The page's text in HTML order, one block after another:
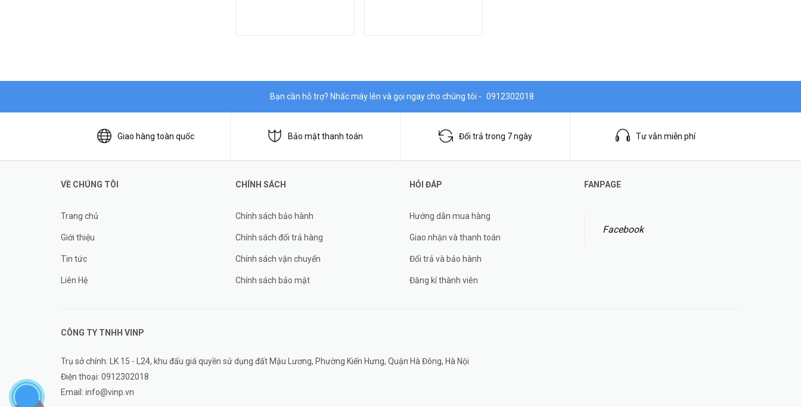
Bạn cần hỗ trợ? Nhấc máy lên và gọi ngay cho chúng tôi - 0912302018
Giao hàng toàn quốc Bảo mật thanh toán Đổi trả trong 7 ngày Tư vẫn miễn phí
VỀ CHÚNG TÔI
Trang chủ
Giới thiệu
Tin tức
Liên Hệ
CHÍNH SÁCH
Chính sách bảo hành
Chính sách đổi trả hàng
Chính sách vận chuyển
Chính sách bảo mật
HỎI ĐÁP
Hướng dẫn mua hàng
Giao nhận và thanh toán
Đổi trả và bảo hành
Đăng kí thành viên
FANPAGE
Facebook
CÔNG TY TNHH VINP
Trụ sở chính: LK 15 - L24, khu đấu giá quyền sử dụng đất Mậu Lương, Phường Kiến Hưng, Quận Hà Đông, Hà Nội
Điện thoại: 0912302018
Email: info@vinp.vn